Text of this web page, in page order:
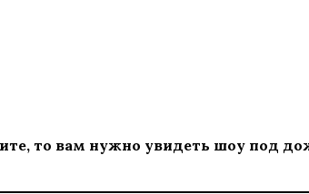
то вам нужно увидеть шоу под